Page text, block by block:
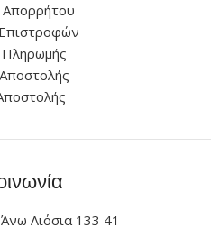
Απορρήτου
Λιόσια 133 41